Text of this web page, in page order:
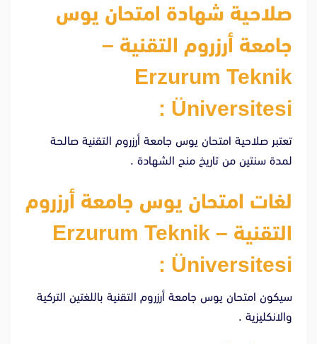
صلاحية شهادة امتحان يوس
جامعة أرزروم التقنية –
Erzurum Teknik
Üniversitesi :
تعتبر صلاحية امتحان يوس جامعة أرزروم التقنية صالحة
لمدة سنتين من تاريخ منح الشهادة .
لغات امتحان يوس جامعة أرزروم
التقنية – Erzurum Teknik
Üniversitesi :
سيكون امتحان يوس جامعة أرزروم التقنية باللغتين التركية
والانكليزية .